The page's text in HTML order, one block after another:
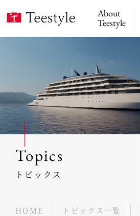
About
Teestyle
Topics
トピックス
HOME トピックス一覧